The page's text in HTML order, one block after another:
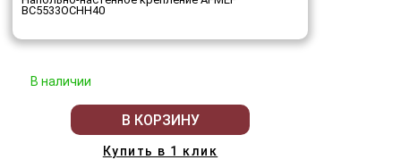
ВС5533ОСНН40
В наличии
В КОРЗИНУ
Купить в 1 клик